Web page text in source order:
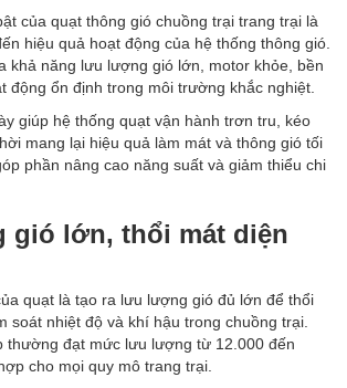
của quạt thông gió chuồng trại trang trại là
hiệu quả hoạt động của hệ thống thông gió.
khả năng lưu lượng gió lớn, motor khỏe, bền
động ổn định trong môi trường khắc nghiệt.
giúp hệ thống quạt vận hành trơn tru, kéo
mang lại hiệu quả làm mát và thông gió tối
phần nâng cao năng suất và giảm thiểu chi
gió lớn, thổi mát diện
quạt là tạo ra lưu lượng gió đủ lớn để thổi
soát nhiệt độ và khí hậu trong chuồng trại.
thường đạt mức lưu lượng từ 12.000 đến
cho mọi quy mô trang trại.